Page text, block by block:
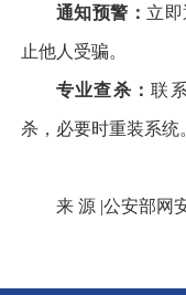
通知预警： 立
止他人受骗。
专业查杀：联
杀，必要时重装系统
来 源 |公安部网